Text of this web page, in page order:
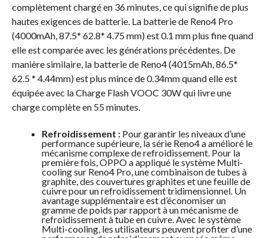
complètement chargé en 36 minutes, ce qui signifie de plus
hautes exigences de batterie. La batterie de Reno4 Pro
(4000mAh, 87.5* 62.8* 4.75 mm) est 0.1 mm plus fine quand
elle est comparée avec les générations précédentes. De
manière similaire, la batterie de Reno4 (4015mAh, 86.5*
62.5 * 4.44mm) est plus mince de 0.34mm quand elle est
équipée avec la Charge Flash VOOC 30W qui livre une
charge complète en 55 minutes.
Refroidissement :Pour garantir les niveaux d’une
performance supérieure, la série Reno4 a amélioré le
mécanisme complexe de refroidissement. Pour la
première fois, OPPO a appliqué le système Multi-
cooling sur Reno4 Pro, une combinaison de tubes à
graphite, des couvertures graphites et une feuille de
cuivre pour un refroidissement tridimensionnel. Un
avantage supplémentaire est d’économiser un
gramme de poids par rapport à un mécanisme de
refroidissement à tube en cuivre. Avec le système
Multi-cooling, les utilisateurs peuvent profiter d’une